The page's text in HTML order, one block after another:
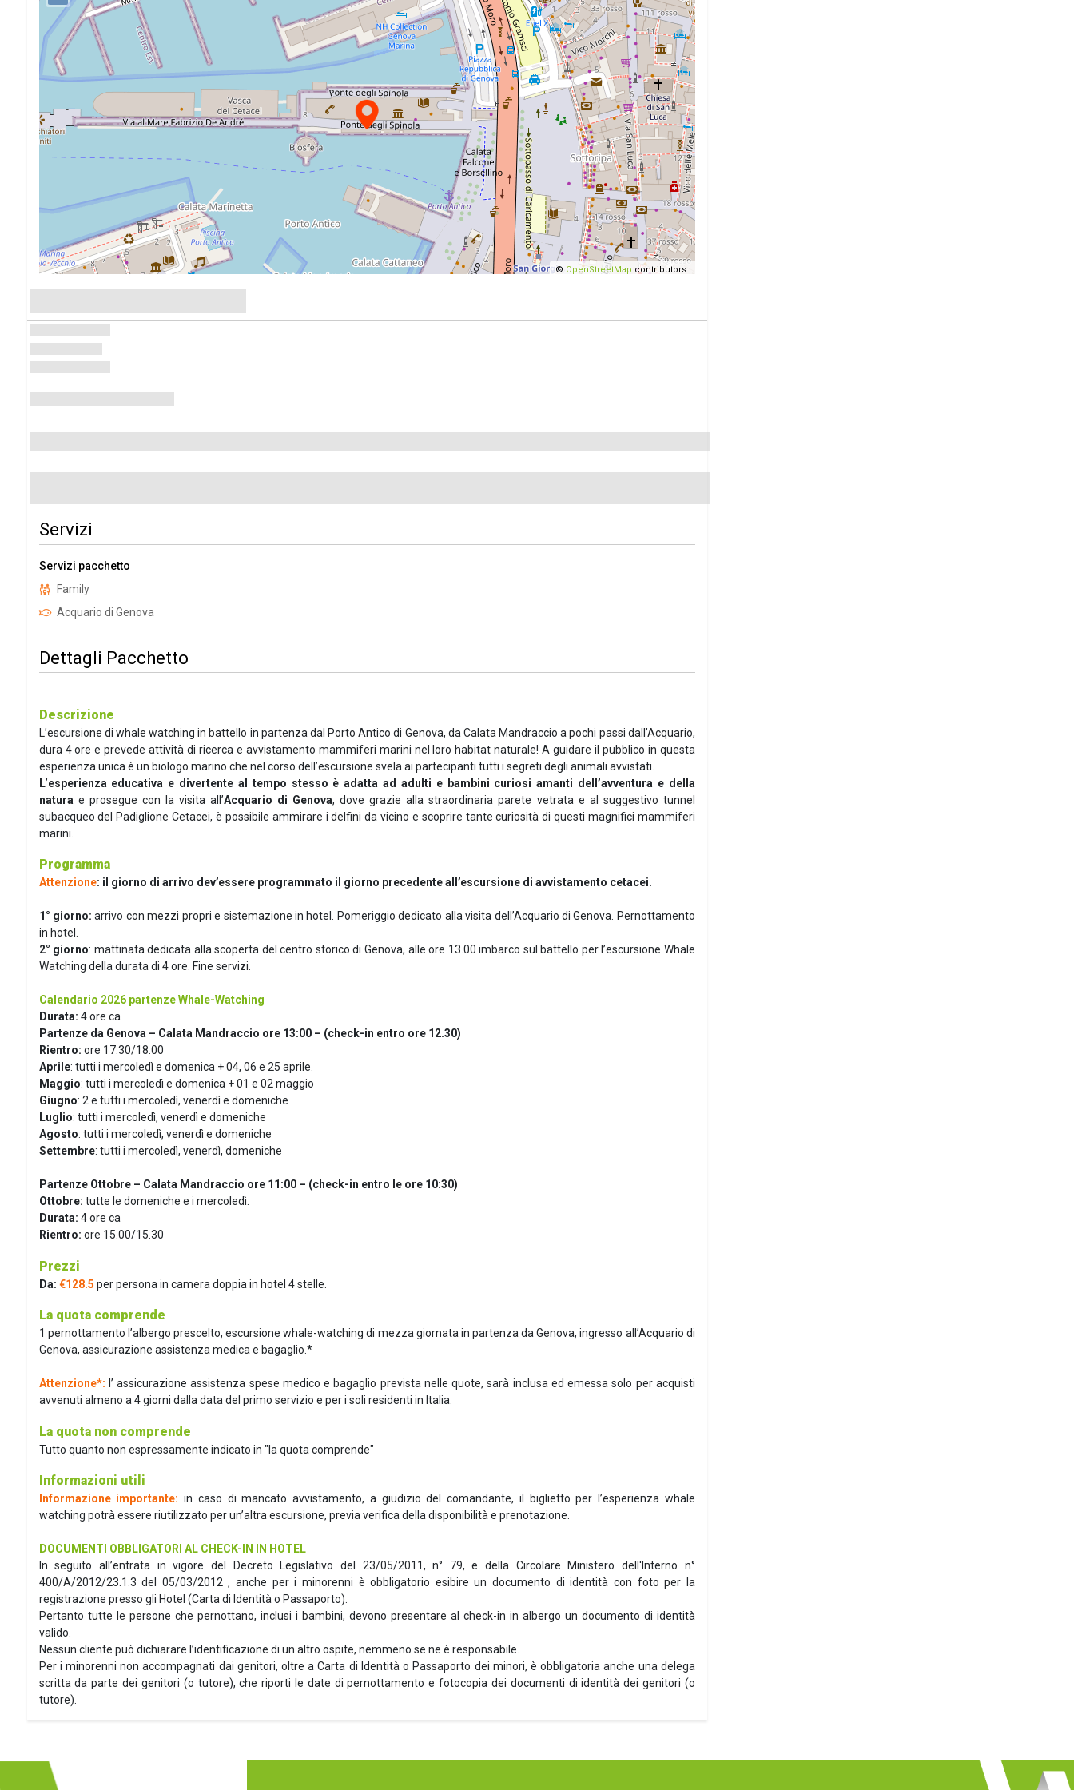
© OpenStreetMap contributors.
Servizi
Servizi pacchetto
Family
Acquario di Genova
Dettagli Pacchetto
Descrizione
L’escursione di whale watching in battello in partenza dal Porto Antico di Genova, da Calata Mandraccio a pochi passi dall’Acquario,
dura 4 ore e prevede attività di ricerca e avvistamento mammiferi marini nel loro habitat naturale! A guidare il pubblico in questa
esperienza unica è un biologo marino che nel corso dell’escursione svela ai partecipanti tutti i segreti degli animali avvistati.
L’esperienza educativa e divertente al tempo stesso è adatta ad adulti e bambini curiosi amanti dell’avventura e della
natura e prosegue con la visita all’Acquario di Genova, dove grazie alla straordinaria parete vetrata e al suggestivo tunnel
subacqueo del Padiglione Cetacei, è possibile ammirare i delfini da vicino e scoprire tante curiosità di questi magnifici mammiferi
marini.
Programma
Attenzione: il giorno di arrivo dev’essere programmato il giorno precedente all’escursione di avvistamento cetacei.
1° giorno: arrivo con mezzi propri e sistemazione in hotel. Pomeriggio dedicato alla visita dell’Acquario di Genova. Pernottamento
in hotel.
2° giorno: mattinata dedicata alla scoperta del centro storico di Genova, alle ore 13.00 imbarco sul battello per l’escursione Whale
Watching della durata di 4 ore. Fine servizi.
Calendario 2026 partenze Whale-Watching
Durata: 4 ore ca
Partenze da Genova – Calata Mandraccio ore 13:00 – (check-in entro ore 12.30)
Rientro: ore 17.30/18.00
Aprile: tutti i mercoledì e domenica + 04, 06 e 25 aprile.
Maggio: tutti i mercoledì e domenica + 01 e 02 maggio
Giugno: 2 e tutti i mercoledì, venerdì e domeniche
Luglio: tutti i mercoledì, venerdì e domeniche
Agosto: tutti i mercoledì, venerdì e domeniche
Settembre: tutti i mercoledì, venerdì, domeniche
Partenze Ottobre – Calata Mandraccio ore 11:00 – (check-in entro le ore 10:30)
Ottobre: tutte le domeniche e i mercoledì.
Durata: 4 ore ca
Rientro: ore 15.00/15.30
Prezzi
Da: €128.5 per persona in camera doppia in hotel 4 stelle.
La quota comprende
1 pernottamento l’albergo prescelto, escursione whale-watching di mezza giornata in partenza da Genova, ingresso all’Acquario di
Genova, assicurazione assistenza medica e bagaglio.*
Attenzione*: l’ assicurazione assistenza spese medico e bagaglio prevista nelle quote, sarà inclusa ed emessa solo per acquisti
avvenuti almeno a 4 giorni dalla data del primo servizio e per i soli residenti in Italia.
La quota non comprende
Tutto quanto non espressamente indicato in "la quota comprende"
Informazioni utili
Informazione importante: in caso di mancato avvistamento, a giudizio del comandante, il biglietto per l’esperienza whale
watching potrà essere riutilizzato per un’altra escursione, previa verifica della disponibilità e prenotazione.
DOCUMENTI OBBLIGATORI AL CHECK-IN IN HOTEL
In seguito all’entrata in vigore del Decreto Legislativo del 23/05/2011, n° 79, e della Circolare Ministero dell'Interno n°
400/A/2012/23.1.3 del 05/03/2012 , anche per i minorenni è obbligatorio esibire un documento di identità con foto per la
registrazione presso gli Hotel (Carta di Identità o Passaporto).
Pertanto tutte le persone che pernottano, inclusi i bambini, devono presentare al check-in in albergo un documento di identità
valido.
Nessun cliente può dichiarare l’identificazione di un altro ospite, nemmeno se ne è responsabile.
Per i minorenni non accompagnati dai genitori, oltre a Carta di Identità o Passaporto dei minori, è obbligatoria anche una delega
scritta da parte dei genitori (o tutore), che riporti le date di pernottamento e fotocopia dei documenti di identità dei genitori (o
tutore).